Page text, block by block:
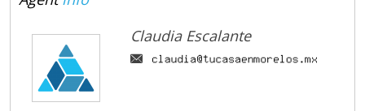
Claudia Escalante